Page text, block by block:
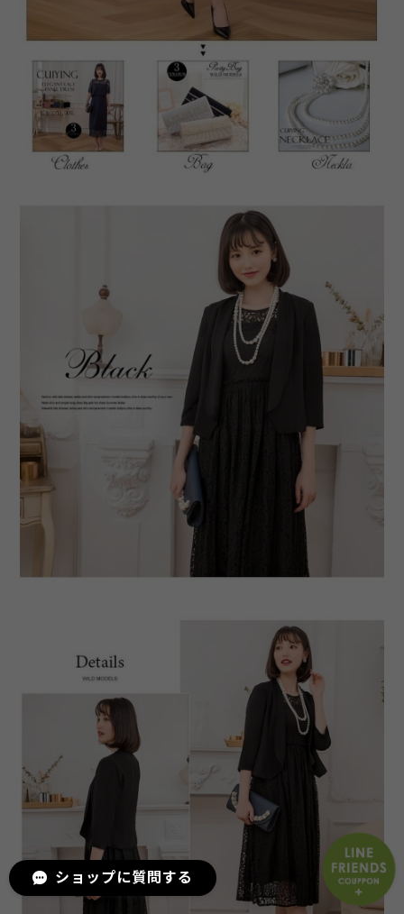
ショップに質問する